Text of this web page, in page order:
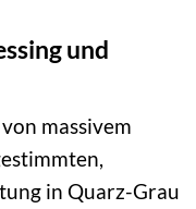
und
massivem
in Quarz-Grau